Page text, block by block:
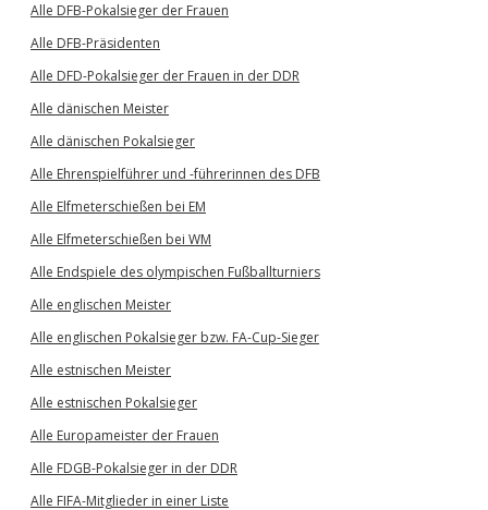
Alle DFB-Pokalsieger der Frauen
Alle DFB-Präsidenten
Alle DFD-Pokalsieger der Frauen in der DDR
Alle dänischen Meister
Alle dänischen Pokalsieger
Alle Ehrenspielführer und -führerinnen des DFB
Alle Elfmeterschießen bei EM
Alle Elfmeterschießen bei WM
Alle Endspiele des olympischen Fußballturniers
Alle englischen Meister
Alle englischen Pokalsieger bzw. FA-Cup-Sieger
Alle estnischen Meister
Alle estnischen Pokalsieger
Alle Europameister der Frauen
Alle FDGB-Pokalsieger in der DDR
Alle FIFA-Mitglieder in einer Liste